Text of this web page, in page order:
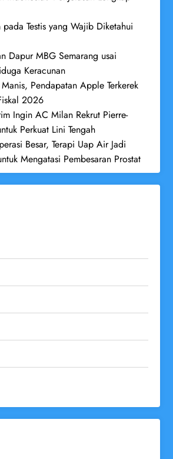
Testis yang Wajib Diketahui
Dapur MBG Semarang usai
Keracunan
Pendapatan Apple Terkerek
2026
Ingin AC Milan Rekrut Pierre-
Perkuat Lini Tengah
Besar, Terapi Uap Air Jadi
Mengatasi Pembesaran Prostat